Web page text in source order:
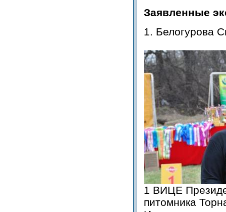
Заявленные
1. Белогурова
1 ВИЦЕ
питомника